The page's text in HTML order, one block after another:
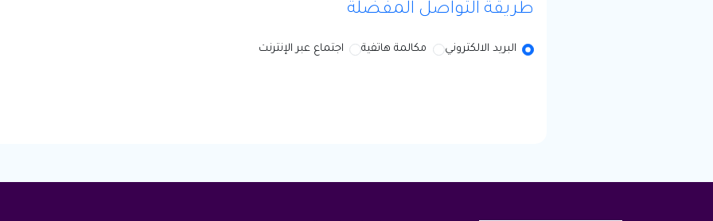
طريقة التواصل المفضلة
البريد الالكتروني مكالمة هاتفية اجتماع عبر الإنترنت